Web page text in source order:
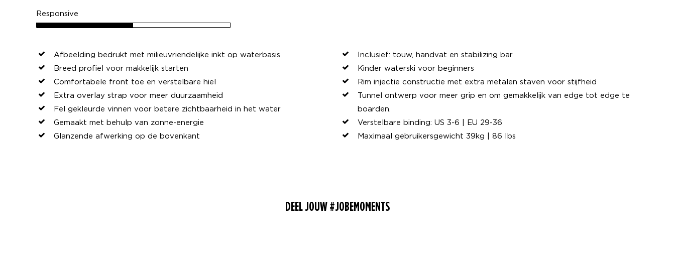
Responsive
Afbeelding bedrukt met milieuvriendelijke inkt op waterbasis
Breed profiel voor makkelijk starten
Comfortabele front toe en verstelbare hiel
Extra overlay strap voor meer duurzaamheid
Fel gekleurde vinnen voor betere zichtbaarheid in het water
Gemaakt met behulp van zonne-energie
Glanzende afwerking op de bovenkant
Inclusief: touw, handvat en stabilizing bar
Kinder waterski voor beginners
Rim injectie constructie met extra metalen staven voor stijfheid
Tunnel ontwerp voor meer grip en om gemakkelijk van edge tot edge te
boarden.
Verstelbare binding: US 3-6 | EU 29-36
Maximaal gebruikersgewicht 39kg | 86 Ibs
DEEL JOUW #JOBEMOMENTS